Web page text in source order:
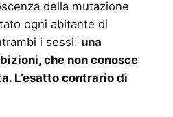
della mutazione
ogni abitante di
i sessi: una
che non conosce
L’esatto contrario di